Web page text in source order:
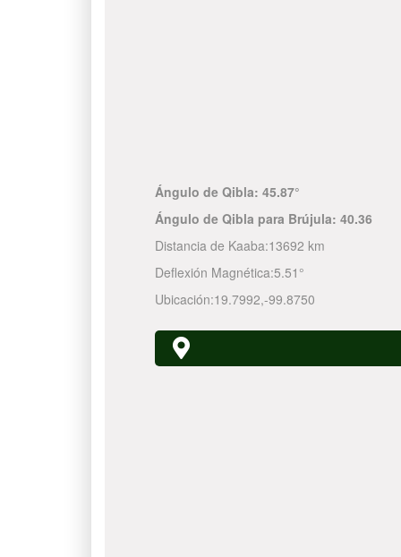
Ángulo de Qibla: 45.87°
Ángulo de Qibla para Brújula: 40.36
Distancia de Kaaba:13692 km
Deflexión Magnética:5.51°
Ubicación:19.7992,-99.8750